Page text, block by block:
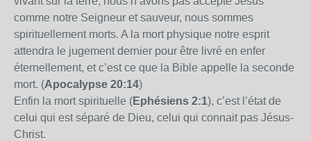
comme notre Seigneur et sauveur, nous sommes
spirituellement morts. A la mort physique notre esprit
attendra le jugement dernier pour être livré en enfer
éternellement, et c’est ce que la Bible appelle la seconde
mort. (Apocalypse 20:14)
Enfin la mort spirituelle (Ephésiens 2:1), c’est l’état de
celui qui est séparé de Dieu, celui qui connait pas Jésus-
Christ.